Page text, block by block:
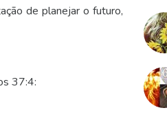
de planejar o futuro,
37:4: